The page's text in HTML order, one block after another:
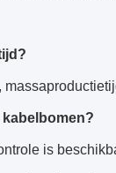
kabelbomen?
is